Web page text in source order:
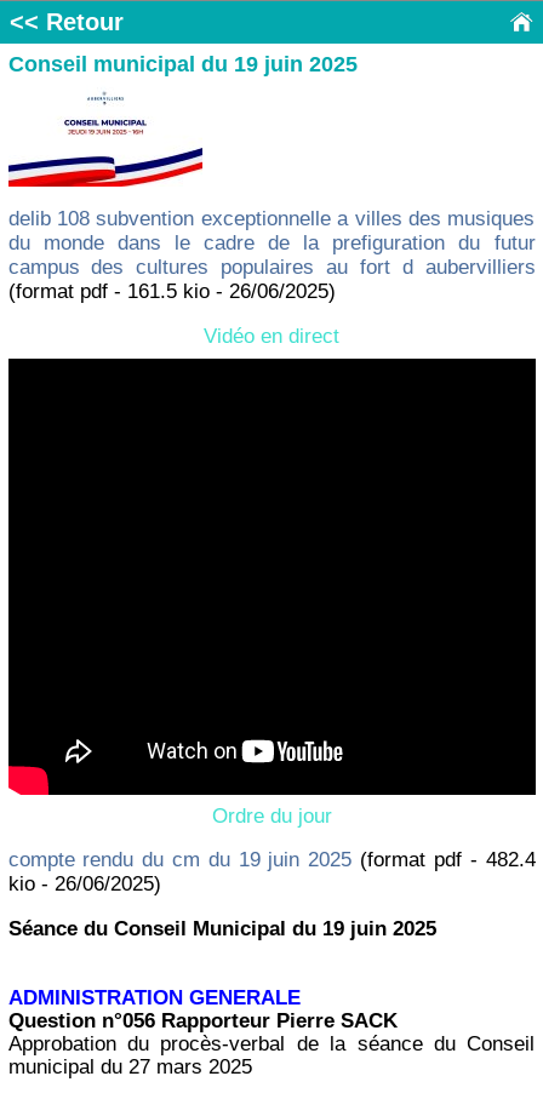
<< Retour
Conseil municipal du 19 juin 2025
delib 108 subvention exceptionnelle a villes des musiques
du monde dans le cadre de la prefiguration du futur
campus des cultures populaires au fort d aubervilliers
(format pdf - 161.5 kio - 26/06/2025)
Vidéo en direct
Ordre du jour
compte rendu du cm du 19 juin 2025 (format pdf - 482.4
kio - 26/06/2025)
Séance du Conseil Municipal du 19 juin 2025
ADMINISTRATION GENERALE
Question n°056 Rapporteur Pierre SACK
Approbation du procès-verbal de la séance du Conseil
municipal du 27 mars 2025